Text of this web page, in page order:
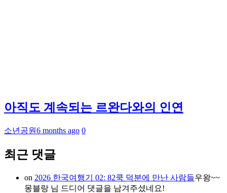
아직도 계속되는 르완다와의 인연
소년공원6 months ago 0
최근 댓글
on 2026 한국여행기 02: 82쿡 덕분에 만난 사람들우왕~~
몽블랑 님 드디어 댓글을 남겨주셨네요!